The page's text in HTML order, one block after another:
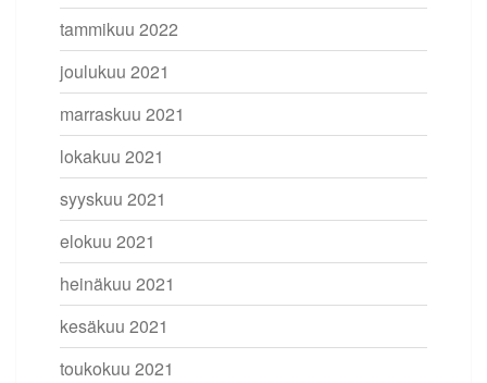
tammikuu 2022
joulukuu 2021
marraskuu 2021
lokakuu 2021
syyskuu 2021
elokuu 2021
heinäkuu 2021
kesäkuu 2021
toukokuu 2021